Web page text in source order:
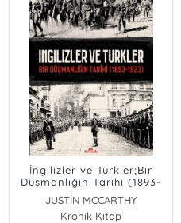
İngilizler ve Türkler;Bir
Düşmanlığın Tarihi (1893-
1923)
JUSTİN MCCARTHY
Kronik Kitap